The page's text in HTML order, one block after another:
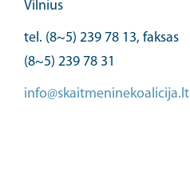
Vilnius
tel. (8~5) 239 78 13, faksas
(8~5) 239 78 31
info@skaitmeninekoalicija.lt